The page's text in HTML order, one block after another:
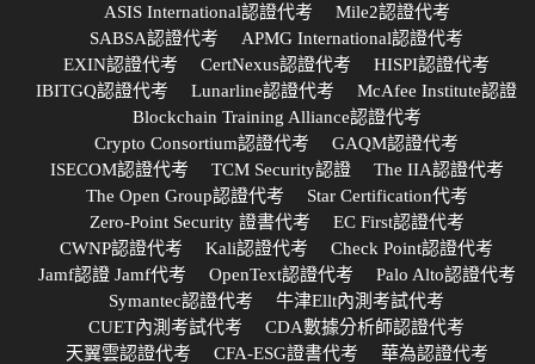
ASIS International認證代考
Mile2認證代考
SABSA認證代考
APMG International認證代考
EXIN認證代考
CertNexus認證代考
HISPI認證代考
IBITGQ認證代考
Lunarline認證代考
McAfee Institute認證
Blockchain Training Alliance認證代考
Crypto Consortium認證代考
GAQM認證代考
ISECOM認證代考
TCM Security認證
The IIA認證代考
The Open Group認證代考
Star Certification代考
Zero-Point Security 證書代考
EC First認證代考
CWNP認證代考
Kali認證代考
Check Point認證代考
Jamf認證 Jamf代考
OpenText認證代考
Palo Alto認證代考
Symantec認證代考
牛津Ellt內測考試代考
CUET內測考試代考
CDA數據分析師認證代考
天翼雲認證代考
CFA-ESG證書代考
華為認證代考